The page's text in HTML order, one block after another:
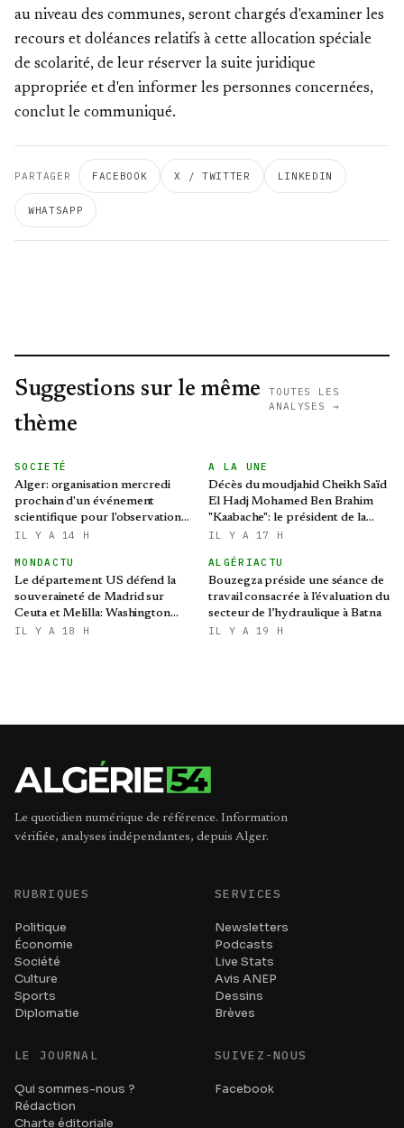
au niveau des communes, seront chargés d'examiner les
recours et doléances relatifs à cette allocation spéciale
de scolarité, de leur réserver la suite juridique
appropriée et d'en informer les personnes concernées,
conclut le communiqué.
PARTAGER FACEBOOK X / TWITTER LINKEDIN
WHATSAPP
Suggestions sur le même
thème
TOUTES LES
ANALYSES →
SOCIETÉ
Alger: organisation mercredi
prochain d'un événement
scientifique pour l'observation
de l'éclipse solaire partielle
IL Y A 14 H
A LA UNE
Décès du moudjahid Cheikh Saïd
El Hadj Mohamed Ben Brahim
"Kaabache": le président de la
République présente ses
IL Y A 17 H
MONDACTU
Le département US défend la
souveraineté de Madrid sur
Ceuta et Melilla: Washington
refroidit les ambitions
IL Y A 18 H
ALGÉRIACTU
Bouzegza préside une séance de
travail consacrée à l'évaluation du
secteur de l’hydraulique à Batna
IL Y A 19 H
Le quotidien numérique de référence. Information
vérifiée, analyses indépendantes, depuis Alger.
RUBRIQUES
Politique
Économie
Société
Culture
Sports
Diplomatie
SERVICES
Newsletters
Podcasts
Live Stats
Avis ANEP
Dessins
Brèves
LE JOURNAL
Qui sommes-nous ?
Rédaction
Charte éditoriale
SUIVEZ-NOUS
Facebook